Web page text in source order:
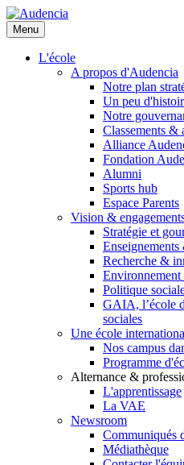
Aller
au
contenu
principal
Menu
L'école
A propos d'Audencia
Notre plan
Un peu
Notre
Classements &
Alliance
Fondation
Alumni
Sports hub
Espace Parents
Vision &
Stratégie et
Recherche &
Politique
GAIA, l’école
sociales
Une école
Nos campus
Programme
Alternance &
L'apprentissage
La VAE
Newsroom
Communiqués
Médiathèque